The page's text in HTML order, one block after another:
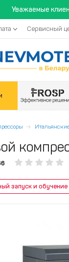
Уважаемые
Сервисный
запуск и обучение